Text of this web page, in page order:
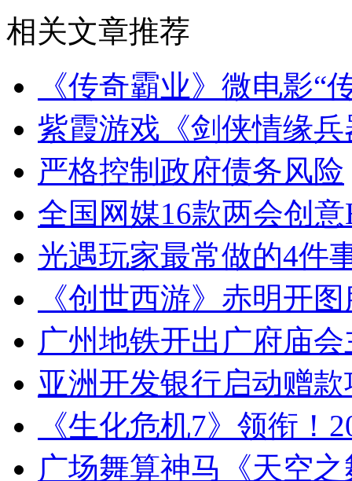
相关文章推荐
《传奇霸业》微电影“
紫霞游戏《剑侠情缘
严格控制政府债务风险
全国网媒16款两会创
光遇玩家最常做的4件
《创世西游》赤明开
广州地铁开出广府庙
亚洲开发银行启动赠
《生化危机7》领衔！
广场舞算神马《天空